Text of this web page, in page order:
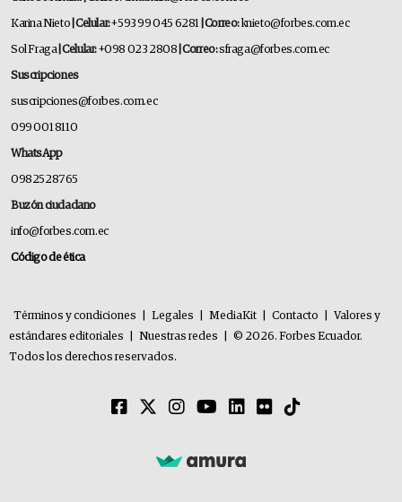
Karina Nieto | Celular:+593 99 045 6281 | Correo: knieto@forbes.com.ec
Sol Fraga | Celular:+098 023 2808 | Correo:sfraga@forbes.com.ec
Suscripciones
suscripciones@forbes.com.ec
099 001 8110
WhatsApp
0982528765
Buzón ciudadano
info@forbes.com.ec
Código de ética
Términos y condiciones Legales MediaKit Contacto
Valores y
estándares editoriales
Nuestras redes
© 2026. Forbes Ecuador.
Todos los derechos reservados.